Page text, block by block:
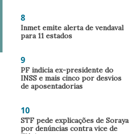
8
Inmet emite alerta de vendaval
para 11 estados
9
PF indicia ex-presidente do
INSS e mais cinco por desvios
de aposentadorias
10
STF pede explicações de Soraya
por denúncias contra vice de